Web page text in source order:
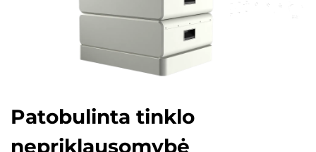
Patobulinta tinklo
nepriklausomybė